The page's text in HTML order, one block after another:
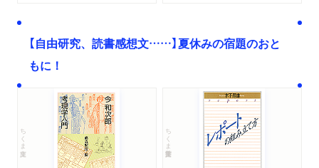
【自由研究、読書感想文……】夏休みの宿題のおと
もに！
ちくま文庫 ちくま学芸文庫